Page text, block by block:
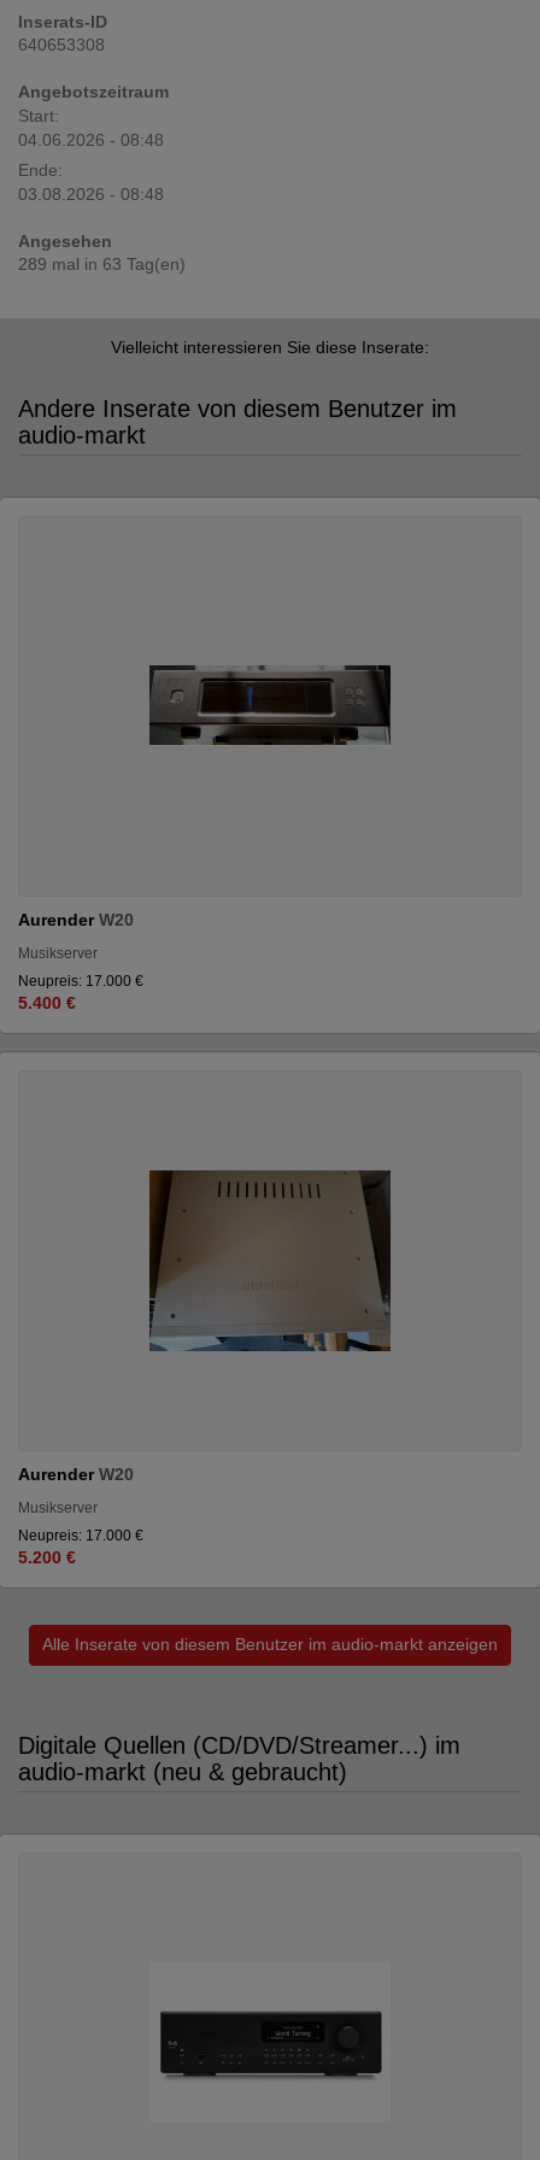
Inserats-ID
640653308
Angebotszeitraum
Start:
04.06.2026 - 08:48
Ende:
03.08.2026 - 08:48
Angesehen
289 mal in 63 Tag(en)
Vielleicht interessieren Sie diese Inserate:
Andere Inserate von diesem Benutzer im
audio-markt
AurenderW20
Musikserver
Neupreis: 17.000 €
5.400 €
AurenderW20
Musikserver
Neupreis: 17.000 €
5.200 €
Alle Inserate von diesem Benutzer im audio-markt anzeigen
Digitale Quellen (CD/DVD/Streamer...) im
audio-markt (neu & gebraucht)